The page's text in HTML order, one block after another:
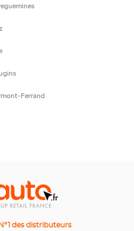
Ferrand
N°1 des distributeurs